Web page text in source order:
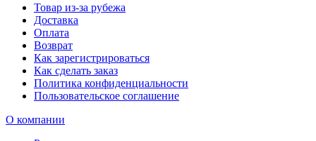
Товар из-за рубежа
Доставка
Оплата
Возврат
Как зарегистрироваться
Как сделать заказ
Политика конфиденциальности
Пользовательское соглашение
О компании